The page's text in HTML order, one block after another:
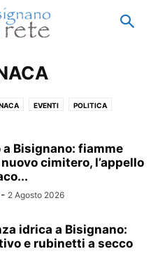
EVENTI POLITICA
a Bisignano: fiamme
cimitero, l’appello
- 2 Agosto 2026
idrica a Bisignano:
e rubinetti a secco